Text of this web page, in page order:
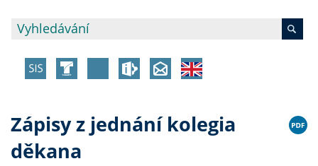
Zápisy z jednání kolegia
děkana